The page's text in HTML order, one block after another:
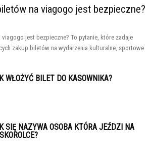
na viagogo jest bezpieczne?
jest bezpieczne? To pytanie, które zadaje
zakup biletów na wydarzenia kulturalne, sportowe
WŁOŻYĆ BILET DO KASOWNIKA?
SIĘ NAZYWA OSOBA KTÓRA JEŹDZI NA